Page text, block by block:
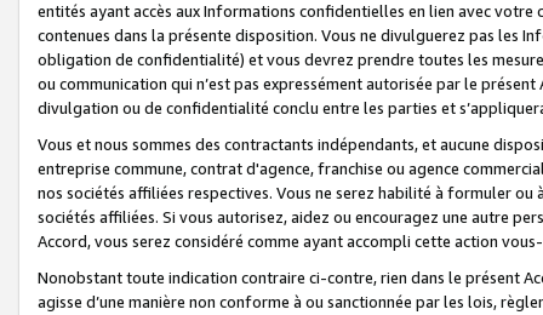
entités ayant accès aux Informations confidentielles en lien avec
contenues dans la présente disposition. Vous ne divulguerez pas les
obligation de confidentialité) et vous devrez prendre toutes les
ou communication qui n’est pas expressément autorisée par le
divulgation ou de confidentialité conclu entre les parties et
Vous et nous sommes des contractants indépendants, et aucune
entreprise commune, contrat d'agence, franchise ou agence
nos sociétés affiliées respectives. Vous ne serez habilité à formuler
sociétés affiliées. Si vous autorisez, aidez ou encouragez une autre
Accord, vous serez considéré comme ayant accompli cette action
Nonobstant toute indication contraire ci-contre, rien dans le présent
agisse d’une manière non conforme à ou sanctionnée par les lois,